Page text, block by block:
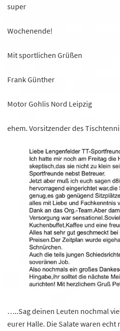
super
Wochenende!
Mit sportlichen Grüßen
Frank Günther
Motor Gohlis Nord Leipzig
ehem. Vorsitzender des
…..Sag deinen Leuten nochmal
eurer Halle. Die Salate waren echt